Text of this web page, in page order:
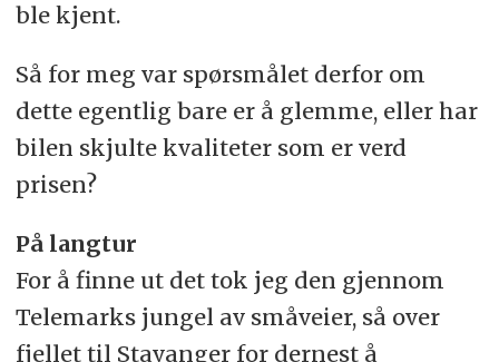
ble kjent.
Så for meg var spørsmålet derfor om
dette egentlig bare er å glemme, eller har
bilen skjulte kvaliteter som er verd
prisen?
På langtur
For å finne ut det tok jeg den gjennom
Telemarks jungel av småveier, så over
fjellet til Stavanger for dernest å